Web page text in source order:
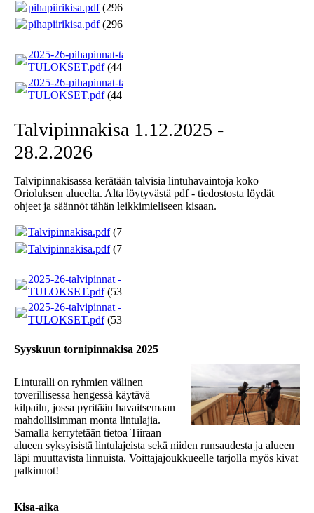
pihapiirikisa.pdf(296.29KB)
pihapiirikisa.pdf(296.29KB)
2025-26-pihapinnat-talvi-
TULOKSET.pdf(44.95KB)
2025-26-pihapinnat-talvi-
TULOKSET.pdf(44.95KB)
Talvipinnakisa 1.12.2025 -
28.2.2026
Talvipinnakisassa kerätään talvisia lintuhavaintoja koko
Orioluksen alueelta. Alta löytyvästä pdf - tiedostosta löydät
ohjeet ja säännöt tähän leikkimieliseen kisaan.
Talvipinnakisa.pdf(71.01KB)
Talvipinnakisa.pdf(71.01KB)
2025-26-talvipinnat -
TULOKSET.pdf(53.52KB)
2025-26-talvipinnat -
TULOKSET.pdf(53.52KB)
Syyskuun tornipinnakisa 2025
Linturalli on ryhmien välinen
toverillisessa hengessä käytävä
kilpailu, jossa pyritään havaitsemaan
mahdollisimman monta lintulajia.
Samalla kerrytetään tietoa Tiiraan
alueen syksyisistä lintulajeista sekä niiden runsaudesta ja alueen
läpi muuttavista linnuista. Voittajajoukkueelle tarjolla myös kivat
palkinnot!
Kisa-aika